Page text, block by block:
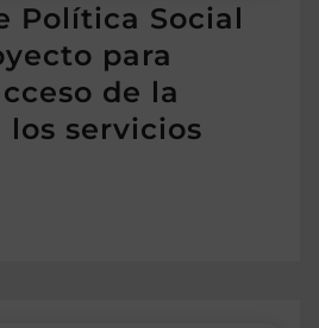
Política Social
para
de la
servicios